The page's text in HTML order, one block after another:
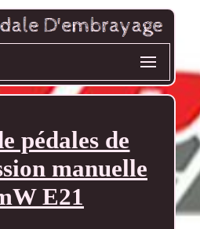
pédales de
manuelle
E21